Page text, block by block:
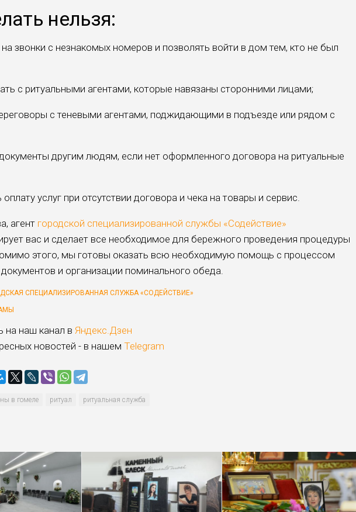
нельзя:
на звонки с незнакомых номеров и позволять войти в дом тем, кто не был
с ритуальными агентами, которые навязаны сторонними лицами;
с теневыми агентами, поджидающими в подъезде или рядом с
другим людям, если нет оформленного договора на ритуальные
услуг при отсутствии договора и чека на товары и сервис.
агент городской специализированной службы «Содействие»
вас и сделает все необходимое для бережного проведения процедуры
этого, мы готовы оказать всю необходимую помощь с процессом
и организации поминального обеда.
СПЕЦИАЛИЗИРОВАННАЯ СЛУЖБА «СОДЕЙСТВИЕ»
на наш канал в Яндекс.Дзен
новостей - в нашем Telegram
в гомеле ритуал ритуальная служба